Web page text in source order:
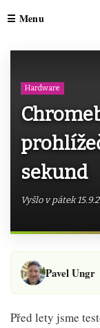
Hardware
sekund
Vyšlo v pátek
Pavel Ungr
Před lety jsme